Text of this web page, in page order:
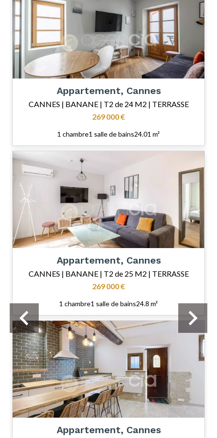
Appartement, Cannes
CANNES | BANANE | T2 de 24 M2 | TERRASSE
269 000 €
1 chambre1 salle de bains24.01 m²
Appartement, Cannes
CANNES | BANANE | T2 de 25 M2 | TERRASSE
269 000 €
1 chambre1 salle de bains24.8 m²
Appartement, Cannes